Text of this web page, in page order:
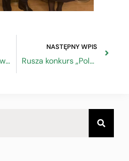
Reforma Państwowej Inspekcji Pracy – konsekwencje dla pracodawców i rynku pracy
NASTĘPNY WPIS
Rusza konkurs „Polski Produkt Przyszłości”